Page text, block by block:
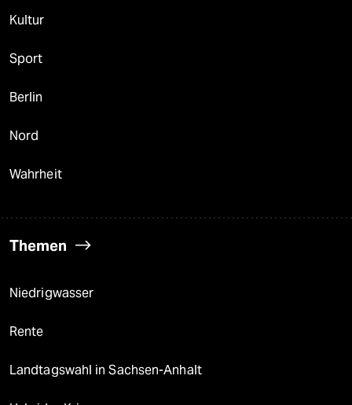
Kultur
Sport
Berlin
Nord
Wahrheit
Themen
Niedrigwasser
Rente
Landtagswahl in Sachsen-Anhalt